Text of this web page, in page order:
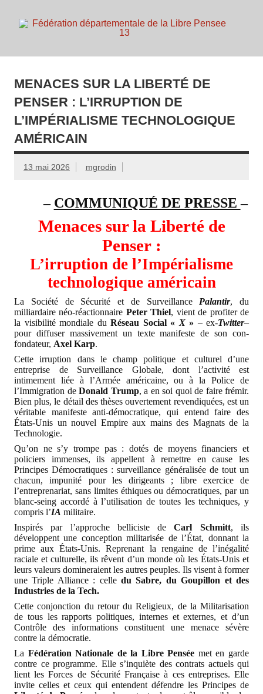
content
dieu ni maitre
MENACES SUR LA LIBERTÉ DE
PENSER : L’IRRUPTION DE
L’IMPÉRIALISME TECHNOLOGIQUE
AMÉRICAIN
13 mai 2026 mgrodin
– COMMUNIQUÉ DE PRESSE–
Menaces sur la Liberté de
Penser :
L’irruption de l’Impérialisme
technologique américain
La Société de Sécurité et de Surveillance Palantir, du
milliardaire néo-réactionnaire Peter Thiel, vient de profiter de
la visibilité mondiale du Réseau Social « X» – ex-Twitter–
pour diffuser massivement un texte manifeste de son con-
fondateur, Axel Karp.
Cette irruption dans le champ politique et culturel d’une
entreprise de Surveillance Globale, dont l’activité est
intimement liée à l’Armée américaine, ou à la Police de
l’Immigration de Donald Trump, a en soi quoi de faire frémir.
Bien plus, le détail des thèses ouvertement revendiquées, est un
véritable manifeste anti-démocratique, qui entend faire des
États-Unis un nouvel Empire aux mains des Magnats de la
Technologie.
Qu’on ne s’y trompe pas : dotés de moyens financiers et
policiers immenses, ils appellent à remettre en cause les
Principes Démocratiques : surveillance généralisée de tout un
chacun, impunité pour les dirigeants ; libre exercice de
l’entreprenariat, sans limites éthiques ou démocratiques, par un
blanc-seing accordé à l’utilisation de toutes les techniques, y
compris l’IA militaire.
Inspirés par l’approche belliciste deCarl Schmitt, ils
développent une conception militarisée de l’État, donnant la
prime aux États-Unis. Reprenant la rengaine de l’inégalité
raciale et culturelle, ils rêvent d’un monde où les États-Unis et
leurs valeurs domineraient les autres peuples. Ils visent à former
une Triple Alliance : celle du Sabre, du Goupillon et des
Industries de la Tech.
Cette conjonction du retour du Religieux, de la Militarisation
de tous les rapports politiques, internes et externes, et d’un
Contrôle des informations constituent une menace sévère
contre la démocratie.
La Fédération Nationale de la Libre Pensée met en garde
contre ce programme. Elle s’inquiète des contrats actuels qui
lient les Forces de Sécurité Française à ces entreprises. Elle
invite celles et ceux qui entendent défendre les Principes de